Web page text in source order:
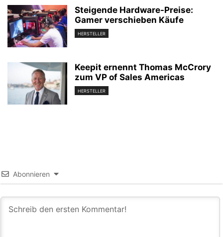
Steigende Hardware-Preise:
Gamer verschieben Käufe
HERSTELLER
Keepit ernennt Thomas McCrory
zum VP of Sales Americas
HERSTELLER
Abonnieren